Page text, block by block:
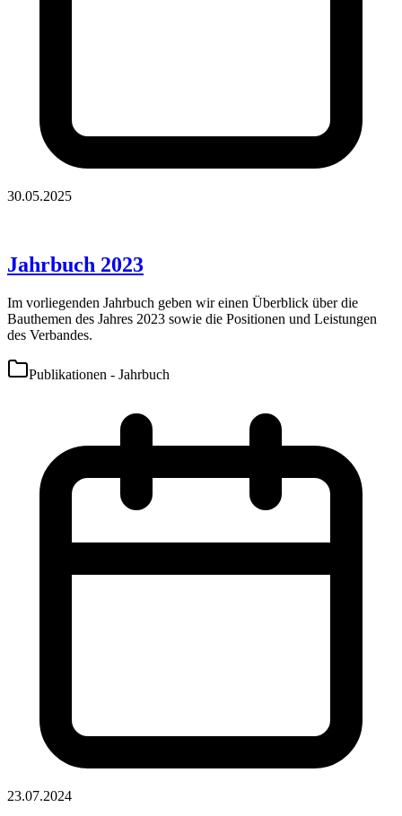
30.05.2025
Jahrbuch 2023
Im vorliegenden Jahrbuch geben wir einen Überblick über die
Bauthemen des Jahres 2023 sowie die Positionen und Leistungen
des Verbandes.
Publikationen - Jahrbuch
23.07.2024